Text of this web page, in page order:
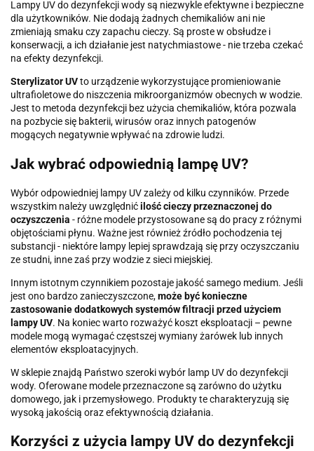
Lampy UV do dezynfekcji wody są niezwykle efektywne i bezpieczne
dla użytkowników. Nie dodają żadnych chemikaliów ani nie
zmieniają smaku czy zapachu cieczy. Są proste w obsłudze i
konserwacji, a ich działanie jest natychmiastowe - nie trzeba czekać
na efekty dezynfekcji.
Sterylizator UVto urządzenie wykorzystujące promieniowanie
ultrafioletowe do niszczenia mikroorganizmów obecnych w wodzie.
Jest to metoda dezynfekcji bez użycia chemikaliów, która pozwala
na pozbycie się bakterii, wirusów oraz innych patogenów
mogących negatywnie wpływać na zdrowie ludzi.
Jak wybrać odpowiednią lampę UV?
Wybór odpowiedniej lampy UV zależy od kilku czynników. Przede
wszystkim należy uwzględnićilość cieczy przeznaczonej do
oczyszczenia - różne modele przystosowane są do pracy z różnymi
objętościami płynu. Ważne jest również źródło pochodzenia tej
substancji - niektóre lampy lepiej sprawdzają się przy oczyszczaniu
ze studni, inne zaś przy wodzie z sieci miejskiej.
Innym istotnym czynnikiem pozostaje jakość samego medium. Jeśli
jest ono bardzo zanieczyszczone,może być konieczne
zastosowanie dodatkowych systemów filtracji przed użyciem
lampy UV. Na koniec warto rozważyć koszt eksploatacji – pewne
modele mogą wymagać częstszej wymiany żarówek lub innych
elementów eksploatacyjnych.
W sklepie znajdą Państwo szeroki wybór lamp UV do dezynfekcji
wody. Oferowane modele przeznaczone są zarówno do użytku
domowego, jak i przemysłowego. Produkty te charakteryzują się
wysoką jakością oraz efektywnością działania.
Korzyści z użycia lampy UV do dezynfekcji